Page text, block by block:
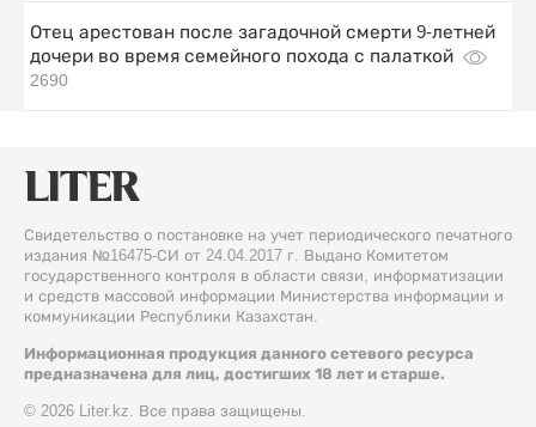
Отец арестован после загадочной смерти 9-летней
дочери во время семейного похода с палаткой
2690
Свидетельство о постановке на учет периодического печатного
издания №16475-СИ от 24.04.2017 г. Выдано Комитетом
государственного контроля в области связи, информатизации
и средств массовой информации Министерства информации и
коммуникации Республики Казахстан.
Информационная продукция данного сетевого ресурса
предназначена для лиц, достигших 18 лет и старше.
© 2026 Liter.kz. Все права защищены.